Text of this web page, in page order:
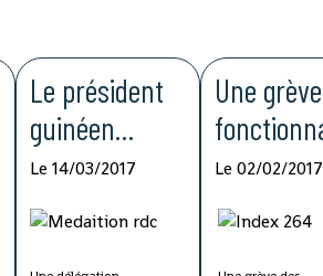
Le président
guinéen
sollicité dans
la résolution
de la crise
Le 14/03/2017
Une
paralyse
n
Le 02/02/2017